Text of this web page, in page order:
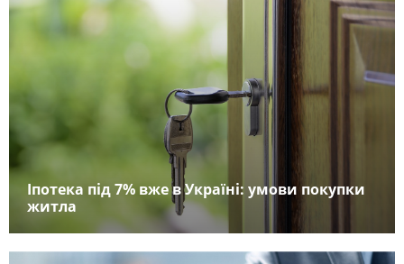
Іпотека під 7% вже в Україні: умови покупки
житла